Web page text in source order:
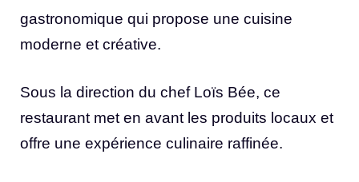
gastronomique qui propose une cuisine
moderne et créative.
Sous la direction du chef Loïs Bée, ce
restaurant met en avant les produits locaux et
offre une expérience culinaire raffinée.